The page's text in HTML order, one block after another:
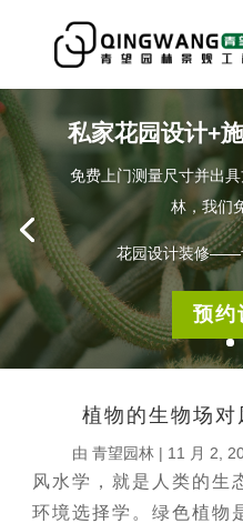
私家花园设计+
免费上门测量尺寸并出
林，我们
花园设计装修——
预约
植物的生物场对
由 青望园林 | 11 月 2,
风水学，就是人类的生
环境选择学。绿色植物